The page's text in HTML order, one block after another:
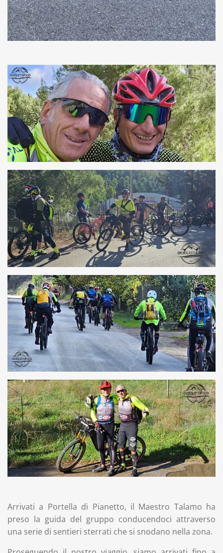
Arrivati a Portella di Pianetto, il Maestro Talamo ha
preso la guida del gruppo conducendoci attraverso
una serie di sentieri sterrati che si snodano nella zona.